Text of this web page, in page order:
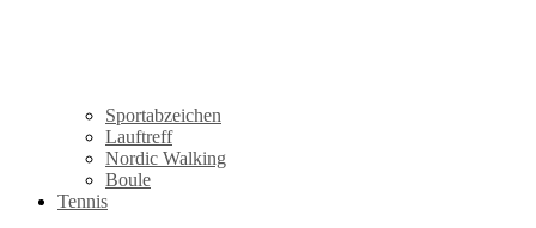
Sportabzeichen
Lauftreff
Nordic Walking
Boule
Tennis